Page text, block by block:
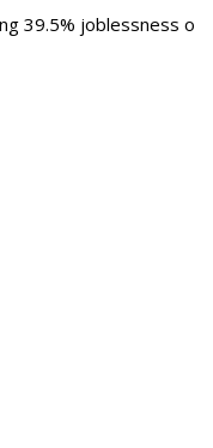
39.5% joblessness o